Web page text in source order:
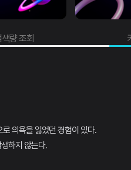
키워드
의욕을 잃었던 경험이 있다.
하지 않는다.